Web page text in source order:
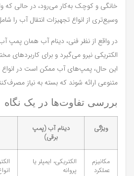
خانگی و کوچک به‌کار می‌رود، در حالی که
وسیع‌تری از انواع تجهیزات انتقال آب را
در واقع از نظر فنی، دینام آب همان پمپ
الکتریکی نیرو می‌گیرد و برای
این حال، پمپ‌های آب ممکن است در انواع
متنوعی ارائه شوند که بسته به نیاز
بررسی تفاوت‌ها در یک نگاه
ویژگی
دینام آب (پمپ
برقی)
مکانیزم
عملکرد
الکتریکی، ایمپلر یا
پروانه